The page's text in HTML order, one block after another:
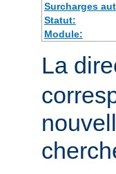
Surcharges
Statut:
Module:
La